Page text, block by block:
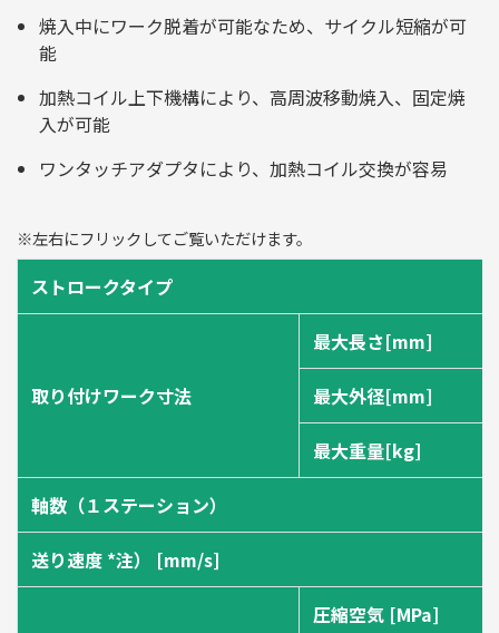
焼入中にワーク脱着が可能なため、サイクル短縮が可
能
加熱コイル上下機構により、高周波移動焼入、固定焼
入が可能
ワンタッチアダプタにより、加熱コイル交換が容易
※左右にフリックしてご覧いただけます。
ストロークタイプ
取り付けワーク寸法
最大長さ[mm]
最大外径[mm]
最大重量[kg]
軸数（１ステーション）
送り速度 *注） [mm/s]
圧縮空気 [MPa]